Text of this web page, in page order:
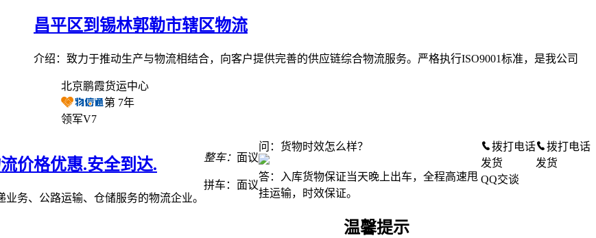
昌平区到锡林郭勒市辖区物流
介绍：致力于推动生产与物流相结合，向客户提供完善的供应链综合物流服务。严格执行ISO9001标准，是我公司
北京鹏霞货运中心
第 7年
领军V7
拨打电话
发货
价格优惠.安全到达.
务、公路运输、仓储服务的物流企业。
整车： 面议
拼车： 面议
拨打电话
发货
QQ交谈
问：货物时效怎么样？
答：入库货物保证当天晚上出车，全程高速甩
挂运输，时效保证。
温馨提示